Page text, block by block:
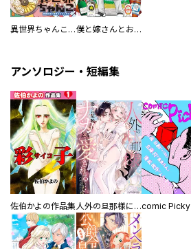
異世界ちゃんこ～横綱目前に召喚されたんだが～ 【連載版】 僕と嫁さんとお酒の関係
アンソロジー・短編集
佐伯かよの作品集 人外の旦那様に娶られ毎晩ナカまで愛される…。アンソロジーcomic Picky